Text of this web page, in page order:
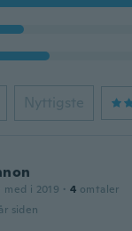
Nyttigste
med i 2019 · 4 omtaler
siden